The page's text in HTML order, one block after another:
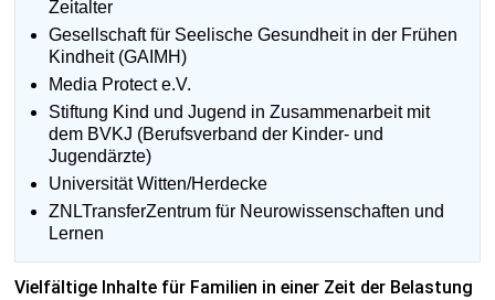
Zeitalter
Gesellschaft für Seelische Gesundheit in der Frühen
Kindheit (GAIMH)
Media Protect e.V.
Stiftung Kind und Jugend in Zusammenarbeit mit
dem BVKJ (Berufsverband der Kinder- und
Jugendärzte)
Universität Witten/Herdecke
ZNLTransferZentrum für Neurowissenschaften und
Lernen
Vielfältige Inhalte für Familien in einer Zeit der Belastung